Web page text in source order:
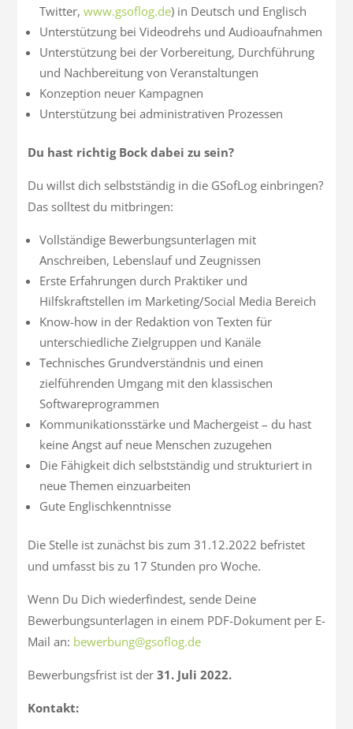
Twitter, www.gsoflog.de) in Deutsch und Englisch
Unterstützung bei Videodrehs und Audioaufnahmen
Unterstützung bei der Vorbereitung, Durchführung
und Nachbereitung von Veranstaltungen
Konzeption neuer Kampagnen
Unterstützung bei administrativen Prozessen
Du hast richtig Bock dabei zu sein?
Du willst dich selbstständig in die GSofLog einbringen?
Das solltest du mitbringen:
Vollständige Bewerbungsunterlagen mit
Anschreiben, Lebenslauf und Zeugnissen
Erste Erfahrungen durch Praktiker und
Hilfskraftstellen im Marketing/Social Media Bereich
Know-how in der Redaktion von Texten für
unterschiedliche Zielgruppen und Kanäle
Technisches Grundverständnis und einen
zielführenden Umgang mit den klassischen
Softwareprogrammen
Kommunikationsstärke und Machergeist – du hast
keine Angst auf neue Menschen zuzugehen
Die Fähigkeit dich selbstständig und strukturiert in
neue Themen einzuarbeiten
Gute Englischkenntnisse
Die Stelle ist zunächst bis zum 31.12.2022 befristet
und umfasst bis zu 17 Stunden pro Woche.
Wenn Du Dich wiederfindest, sende Deine
Bewerbungsunterlagen in einem PDF-Dokument per E-
Mail an: bewerbung@gsoflog.de
Bewerbungsfrist ist der 31. Juli 2022.
Kontakt: